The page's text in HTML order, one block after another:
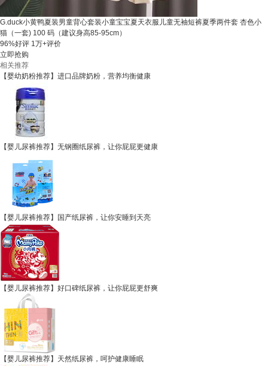
G.duck小黄鸭夏装男童背心套装小童宝宝夏天衣服儿童无袖短裤夏季两件套 杏色小
猫（一套) 100 码（建议身高85-95cm）
96%好评 1万+评价
立即抢购
相关推荐
【婴幼奶粉推荐】进口品牌奶粉，营养均衡健康
【婴儿尿裤推荐】无钢圈纸尿裤，让你屁屁更健康
【婴儿尿裤推荐】国产纸尿裤，让你安睡到天亮
【婴儿尿裤推荐】好口碑纸尿裤，让你屁屁更舒爽
【婴儿尿裤推荐】天然纸尿裤，呵护健康睡眠